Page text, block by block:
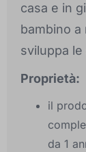
casa e in
bambino
sviluppa
Proprietà:
il
da 1